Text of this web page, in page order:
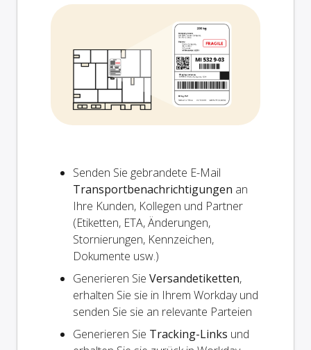
Senden Sie gebrandete E-Mail
Transportbenachrichtigungen an
Ihre Kunden, Kollegen und Partner
(Etiketten, ETA, Änderungen,
Stornierungen, Kennzeichen,
Dokumente usw.)
Generieren Sie Versandetiketten,
erhalten Sie sie in Ihrem Workday und
senden Sie sie an relevante Parteien
Generieren Sie Tracking-Links und